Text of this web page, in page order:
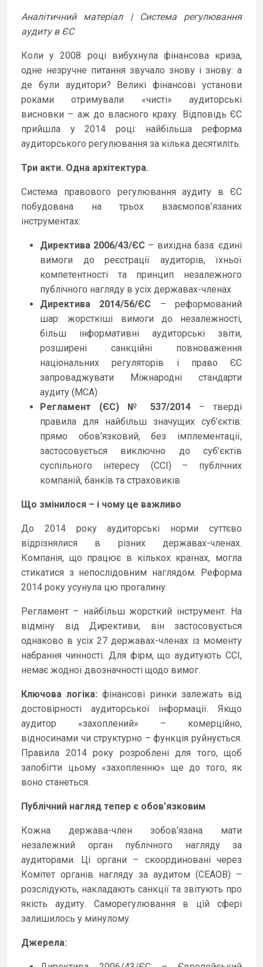
Аналітичний матеріал | Система регулювання
аудиту в ЄС
Коли у 2008 році вибухнула фінансова криза,
одне незручне питання звучало знову і знову: а
де були аудитори? Великі фінансові установи
роками отримували «чисті» аудиторські
висновки – аж до власного краху. Відповідь ЄС
прийшла у 2014 році: найбільша реформа
аудиторського регулювання за кілька десятиліть.
Три акти. Одна архітектура.
Система правового регулювання аудиту в ЄС
побудована на трьох взаємопов’язаних
інструментах:
Директива 2006/43/ЄС – вихідна база: єдині
вимоги до реєстрації аудиторів, їхньої
компетентності та принцип незалежного
публічного нагляду в усіх державах-членах
Директива 2014/56/ЄС – реформований
шар: жорсткіші вимоги до незалежності,
більш інформативні аудиторські звіти,
розширені санкційні повноваження
національних регуляторів і право ЄС
запроваджувати Міжнародні стандарти
аудиту (МСА)
Регламент (ЄС) № 537/2014 – тверді
правила для найбільш значущих суб’єктів:
прямо обов’язковий, без імплементації,
застосовується виключно до суб’єктів
суспільного інтересу (ССІ) – публічних
компаній, банків та страховиків
Що змінилося – і чому це важливо
До 2014 року аудиторські норми суттєво
відрізнялися в різних державах-членах.
Компанія, що працює в кількох країнах, могла
стикатися з непослідовним наглядом. Реформа
2014 року усунула цю прогалину.
Регламент – найбільш жорсткий інструмент. На
відміну від Директиви, він застосовується
однаково в усіх 27 державах-членах із моменту
набрання чинності. Для фірм, що аудитують ССІ,
немає жодної двозначності щодо вимог.
Ключова логіка: фінансові ринки залежать від
достовірності аудиторської інформації. Якщо
аудитор «захоплений» – комерційно,
відносинами чи структурно – функція руйнується.
Правила 2014 року розроблені для того, щоб
запобігти цьому «захопленню» ще до того, як
воно станеться.
Публічний нагляд тепер є обов’язковим
Кожна держава-член зобов’язана мати
незалежний орган публічного нагляду за
аудиторами. Ці органи – скоординовані через
Комітет органів нагляду за аудитом (CEAOB) –
розслідують, накладають санкції та звітують про
якість аудиту. Саморегулювання в цій сфері
залишилось у минулому.
Джерела: